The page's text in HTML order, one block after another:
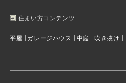
住まい方コンテンツ
平屋 ガレージハウス 中庭 吹き抜け